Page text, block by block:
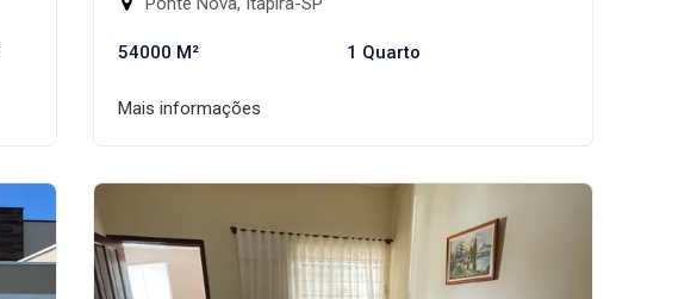
54000 M² 1 Quarto
Mais informações